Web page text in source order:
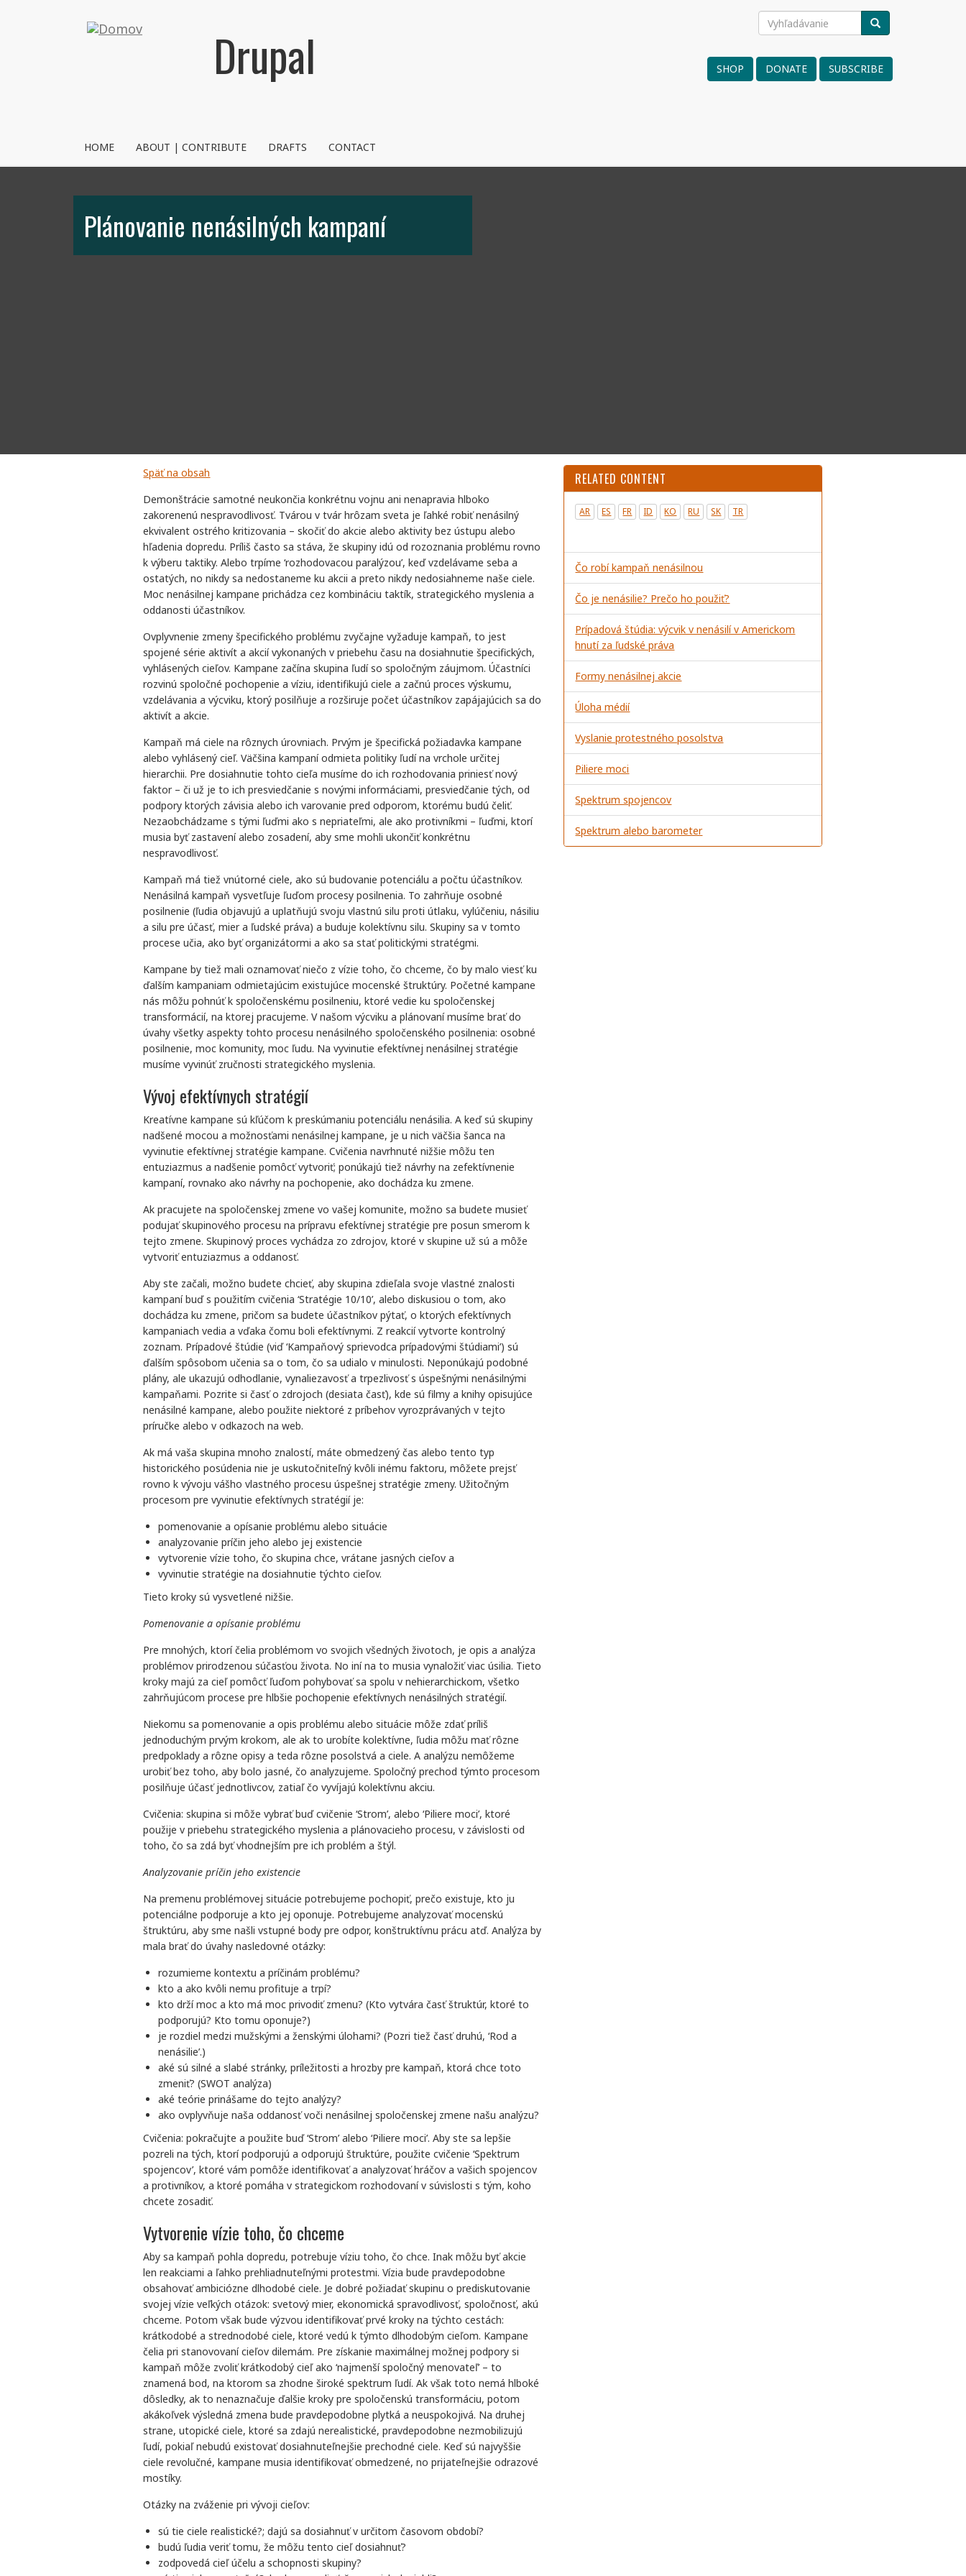
Drupal Search
form
Vyhľadávanie VYHĽADÁVANIE
SHOP DONATE SUBSCRIBE
NVRM
HOME ABOUT | CONTRIBUTE DRAFTS CONTACT
Plánovanie nenásilných kampaní
Späť na obsah
Demonštrácie samotné neukončia konkrétnu vojnu ani nenapravia hlboko
zakorenenú nespravodlivosť. Tvárou v tvár hrôzam sveta je ľahké robiť nenásilný
ekvivalent ostrého kritizovania – skočiť do akcie alebo aktivity bez ústupu alebo
hľadenia dopredu. Príliš často sa stáva, že skupiny idú od rozoznania problému rovno
k výberu taktiky. Alebo trpíme ‘rozhodovacou paralýzou’, keď vzdelávame seba a
ostatých, no nikdy sa nedostaneme ku akcii a preto nikdy nedosiahneme naše ciele.
Moc nenásilnej kampane prichádza cez kombináciu taktík, strategického myslenia a
oddanosti účastníkov.
Ovplyvnenie zmeny špecifického problému zvyčajne vyžaduje kampaň, to jest
spojené série aktivít a akcií vykonaných v priebehu času na dosiahnutie špecifických,
vyhlásených cieľov. Kampane začína skupina ľudí so spoločným záujmom. Účastníci
rozvinú spoločné pochopenie a víziu, identifikujú ciele a začnú proces výskumu,
vzdelávania a výcviku, ktorý posilňuje a rozširuje počet účastníkov zapájajúcich sa do
aktivít a akcie.
Kampaň má ciele na rôznych úrovniach. Prvým je špecifická požiadavka kampane
alebo vyhlásený cieľ. Väčšina kampaní odmieta politiky ľudí na vrchole určitej
hierarchii. Pre dosiahnutie tohto cieľa musíme do ich rozhodovania priniesť nový
faktor – či už je to ich presviedčanie s novými informáciami, presviedčanie tých, od
podpory ktorých závisia alebo ich varovanie pred odporom, ktorému budú čeliť.
Nezaobchádzame s tými ľuďmi ako s nepriateľmi, ale ako protivníkmi – ľuďmi, ktorí
musia byť zastavení alebo zosadení, aby sme mohli ukončiť konkrétnu
nespravodlivosť.
Kampaň má tiež vnútorné ciele, ako sú budovanie potenciálu a počtu účastníkov.
Nenásilná kampaň vysvetľuje ľuďom procesy posilnenia. To zahrňuje osobné
posilnenie (ľudia objavujú a uplatňujú svoju vlastnú silu proti útlaku, vylúčeniu, násiliu
a silu pre účasť, mier a ľudské práva) a buduje kolektívnu silu. Skupiny sa v tomto
procese učia, ako byť organizátormi a ako sa stať politickými stratégmi.
Kampane by tiež mali oznamovať niečo z vízie toho, čo chceme, čo by malo viesť ku
ďalším kampaniam odmietajúcim existujúce mocenské štruktúry. Početné kampane
nás môžu pohnúť k spoločenskému posilneniu, ktoré vedie ku spoločenskej
transformácií, na ktorej pracujeme. V našom výcviku a plánovaní musíme brať do
úvahy všetky aspekty tohto procesu nenásilného spoločenského posilnenia: osobné
posilnenie, moc komunity, moc ľudu. Na vyvinutie efektívnej nenásilnej stratégie
musíme vyvinúť zručnosti strategického myslenia.
Vývoj efektívnych stratégií
Kreatívne kampane sú kľúčom k preskúmaniu potenciálu nenásilia. A keď sú skupiny
nadšené mocou a možnosťami nenásilnej kampane, je u nich väčšia šanca na
vyvinutie efektívnej stratégie kampane. Cvičenia navrhnuté nižšie môžu ten
entuziazmus a nadšenie pomôcť vytvoriť; ponúkajú tiež návrhy na zefektívnenie
kampaní, rovnako ako návrhy na pochopenie, ako dochádza ku zmene.
Ak pracujete na spoločenskej zmene vo vašej komunite, možno sa budete musieť
podujať skupinového procesu na prípravu efektívnej stratégie pre posun smerom k
tejto zmene. Skupinový proces vychádza zo zdrojov, ktoré v skupine už sú a môže
vytvoriť entuziazmus a oddanosť.
Aby ste začali, možno budete chcieť, aby skupina zdieľala svoje vlastné znalosti
kampaní buď s použitím cvičenia ‘Stratégie 10/10’, alebo diskusiou o tom, ako
dochádza ku zmene, pričom sa budete účastníkov pýtať, o ktorých efektívnych
kampaniach vedia a vďaka čomu boli efektívnymi. Z reakcií vytvorte kontrolný
zoznam. Prípadové štúdie (viď ‘Kampaňový sprievodca prípadovými štúdiami’) sú
ďalším spôsobom učenia sa o tom, čo sa udialo v minulosti. Neponúkajú podobné
plány, ale ukazujú odhodlanie, vynaliezavosť a trpezlivosť s úspešnými nenásilnými
kampaňami. Pozrite si časť o zdrojoch (desiata časť), kde sú filmy a knihy opisujúce
nenásilné kampane, alebo použite niektoré z príbehov vyrozprávaných v tejto
príručke alebo v odkazoch na web.
Ak má vaša skupina mnoho znalostí, máte obmedzený čas alebo tento typ
historického posúdenia nie je uskutočniteľný kvôli inému faktoru, môžete prejsť
rovno k vývoju vášho vlastného procesu úspešnej stratégie zmeny. Užitočným
procesom pre vyvinutie efektívnych stratégií je:
pomenovanie a opísanie problému alebo situácie
analyzovanie príčin jeho alebo jej existencie
vytvorenie vízie toho, čo skupina chce, vrátane jasných cieľov a
vyvinutie stratégie na dosiahnutie týchto cieľov.
Tieto kroky sú vysvetlené nižšie.
Pomenovanie a opísanie problému
Pre mnohých, ktorí čelia problémom vo svojich všedných životoch, je opis a analýza
problémov prirodzenou súčasťou života. No iní na to musia vynaložiť viac úsilia. Tieto
kroky majú za cieľ pomôcť ľuďom pohybovať sa spolu v nehierarchickom, všetko
zahrňujúcom procese pre hlbšie pochopenie efektívnych nenásilných stratégií.
Niekomu sa pomenovanie a opis problému alebo situácie môže zdať príliš
jednoduchým prvým krokom, ale ak to urobíte kolektívne, ľudia môžu mať rôzne
predpoklady a rôzne opisy a teda rôzne posolstvá a ciele. A analýzu nemôžeme
urobiť bez toho, aby bolo jasné, čo analyzujeme. Spoločný prechod týmto procesom
posilňuje účasť jednotlivcov, zatiaľ čo vyvíjajú kolektívnu akciu.
Cvičenia: skupina si môže vybrať buď cvičenie ‘Strom’, alebo ‘Piliere moci’, ktoré
použije v priebehu strategického myslenia a plánovacieho procesu, v závislosti od
toho, čo sa zdá byť vhodnejším pre ich problém a štýl.
Analyzovanie príčin jeho existencie
Na premenu problémovej situácie potrebujeme pochopiť, prečo existuje, kto ju
potenciálne podporuje a kto jej oponuje. Potrebujeme analyzovať mocenskú
štruktúru, aby sme našli vstupné body pre odpor, konštruktívnu prácu atď. Analýza by
mala brať do úvahy nasledovné otázky:
rozumieme kontextu a príčinám problému?
kto a ako kvôli nemu profituje a trpí?
kto drží moc a kto má moc privodiť zmenu? (Kto vytvára časť štruktúr, ktoré to
podporujú? Kto tomu oponuje?)
je rozdiel medzi mužskými a ženskými úlohami? (Pozri tiež časť druhú, ‘Rod a
nenásilie’.)
aké sú silné a slabé stránky, príležitosti a hrozby pre kampaň, ktorá chce toto
zmeniť? (SWOT analýza)
aké teórie prinášame do tejto analýzy?
ako ovplyvňuje naša oddanosť voči nenásilnej spoločenskej zmene našu analýzu?
Cvičenia: pokračujte a použite buď ‘Strom’ alebo ‘Piliere moci’. Aby ste sa lepšie
pozreli na tých, ktorí podporujú a odporujú štruktúre, použite cvičenie ‘Spektrum
spojencov’, ktoré vám pomôže identifikovať a analyzovať hráčov a vašich spojencov
a protivníkov, a ktoré pomáha v strategickom rozhodovaní v súvislosti s tým, koho
chcete zosadiť.
Vytvorenie vízie toho, čo chceme
Aby sa kampaň pohla dopredu, potrebuje víziu toho, čo chce. Inak môžu byť akcie
len reakciami a ľahko prehliadnuteľnými protestmi. Vízia bude pravdepodobne
obsahovať ambiciózne dlhodobé ciele. Je dobré požiadať skupinu o prediskutovanie
svojej vízie veľkých otázok: svetový mier, ekonomická spravodlivosť, spoločnosť, akú
chceme. Potom však bude výzvou identifikovať prvé kroky na týchto cestách:
krátkodobé a strednodobé ciele, ktoré vedú k týmto dlhodobým cieľom. Kampane
čelia pri stanovovaní cieľov dilemám. Pre získanie maximálnej možnej podpory si
kampaň môže zvoliť krátkodobý cieľ ako ‘najmenší spoločný menovateľ’ – to
znamená bod, na ktorom sa zhodne široké spektrum ľudí. Ak však toto nemá hlboké
dôsledky, ak to nenaznačuje ďalšie kroky pre spoločenskú transformáciu, potom
akákoľvek výsledná zmena bude pravdepodobne plytká a neuspokojivá. Na druhej
strane, utopické ciele, ktoré sa zdajú nerealistické, pravdepodobne nezmobilizujú
ľudí, pokiaľ nebudú existovať dosiahnuteľnejšie prechodné ciele. Keď sú najvyššie
ciele revolučné, kampane musia identifikovať obmedzené, no prijateľnejšie odrazové
mostíky.
Otázky na zváženie pri vývoji cieľov:
sú tie ciele realistické?; dajú sa dosiahnuť v určitom časovom období?
budú ľudia veriť tomu, že môžu tento cieľ dosiahnuť?
zodpovedá cieľ účelu a schopnosti skupiny?
RELATED CONTENT
AR ES FR ID KO RU SK TR
Čo robí kampaň nenásilnou
Čo je nenásilie? Prečo ho použiť?
Prípadová štúdia: výcvik v nenásilí v Americkom
hnutí za ľudské práva
Formy nenásilnej akcie
Úloha médií
Vyslanie protestného posolstva
Piliere moci
Spektrum spojencov
Spektrum alebo barometer